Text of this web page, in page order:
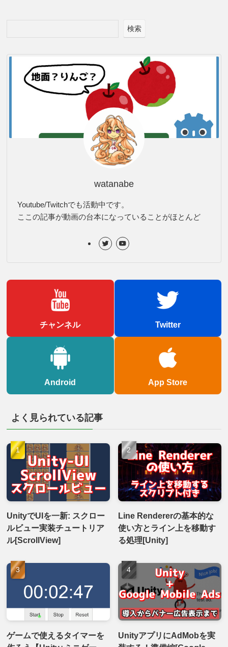
検索
watanabe
Youtube/Twitchでも活動中です。
ここの記事が動画の台本になっていることがほとんど
チャンネル Twitter
Android App Store
よく見られている記事
UnityでUIを一新: スクロー
ルビュー実装チュートリア
ル[ScrollView]
Line Rendererの基本的な
使い方とライン上を移動す
る処理[Unity]
ゲームで使えるタイマーを
UnityアプリにAdMobを実